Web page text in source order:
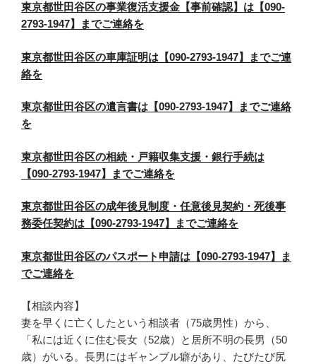
東京都世田谷区の事業復活支援金【事前確認】は【090-
2793-1947】までご連絡を
東京都世田谷区の車庫証明は【090-2793-1947】までご連
絡を
東京都世田谷区の遺言書は【090-2793-1947】までご連絡
を
東京都世田谷区の相続・戸籍収集支援・銀行手続は
【090-2793-1947】までご連絡を
東京都世田谷区の成年後見制度・任意後見契約・死後事
務委任契約は【090-2793-1947】までご連絡を
東京都世田谷区のパスポート申請は【090-2793-1947】ま
でご連絡を
【相談内容】
妻を早くに亡くしたという相談者（75歳男性）から、
「私には近くに住む長女（52歳）と居所不明の長男（50
歳）がいる。長男にはギャンブル癖があり、たびたび尻